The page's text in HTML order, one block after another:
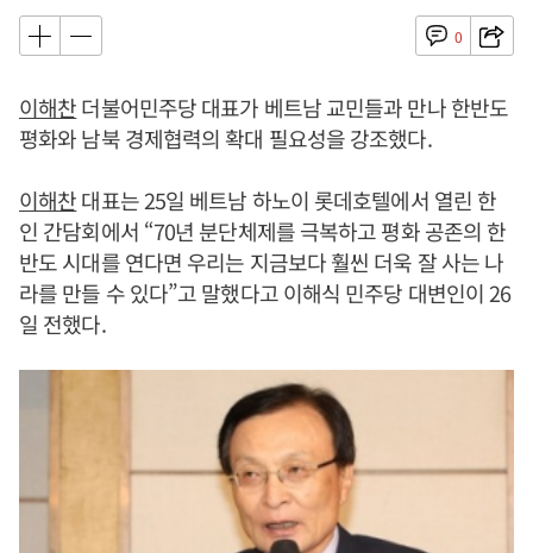
0
이해찬더불어민주당 대표가 베트남 교민들과 만나 한반도
평화와 남북 경제협력의 확대 필요성을 강조했다.
이해찬대표는 25일 베트남 하노이 롯데호텔에서 열린 한
인 간담회에서 “70년 분단체제를 극복하고 평화 공존의 한
반도 시대를 연다면 우리는 지금보다 훨씬 더욱 잘 사는 나
라를 만들 수 있다”고 말했다고 이해식 민주당 대변인이 26
일 전했다.